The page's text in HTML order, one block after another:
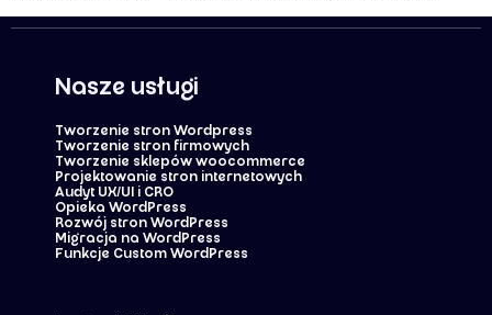
Nasze usługi
Tworzenie stron Wordpress
Tworzenie stron firmowych
Tworzenie sklepów woocommerce
Projektowanie stron internetowych
Audyt UX/UI i CRO
Opieka WordPress
Rozwój stron WordPress
Migracja na WordPress
Funkcje Custom WordPress